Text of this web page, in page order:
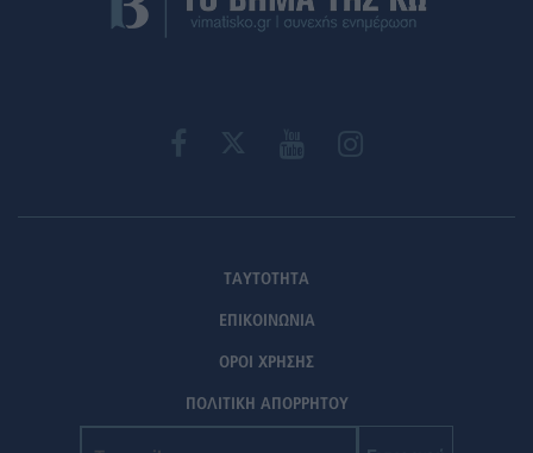
ΤΑΥΤΟΤΗΤΑ
ΕΠΙΚΟΙΝΩΝΙΑ
ΟΡΟΙ ΧΡΗΣΗΣ
ΠΟΛΙΤΙΚΗ ΑΠΟΡΡΗΤΟΥ